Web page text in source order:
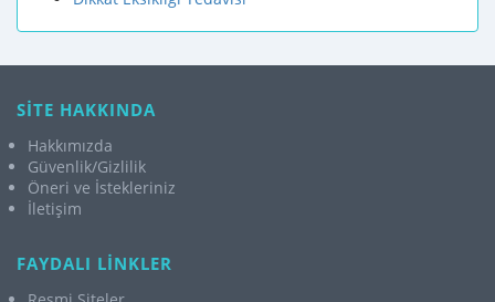
SİTE HAKKINDA
Hakkımızda
Güvenlik/Gizlilik
Öneri ve İstekleriniz
İletişim
FAYDALI LİNKLER